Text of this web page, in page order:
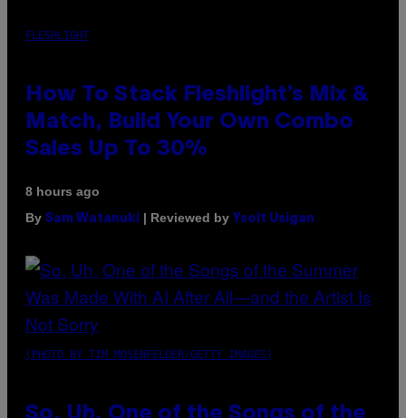
FLESHLIGHT
How To Stack Fleshlight’s Mix &
Match, Build Your Own Combo
Sales Up To 30%
8 hours ago
By Sam Watanuki | Reviewed by Ysolt Usigan
(PHOTO BY TIM MOSENFELDER/GETTY IMAGES)
So, Uh, One of the Songs of the